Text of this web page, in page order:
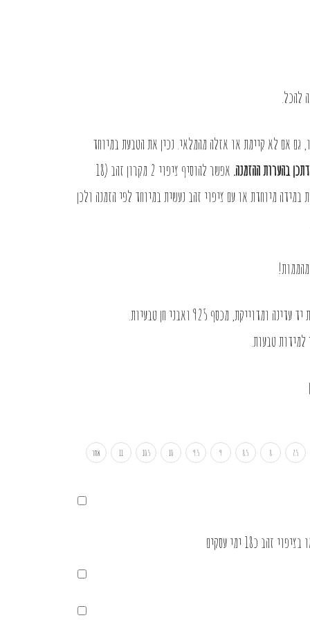
להכל.
גם אם לא קיימת או אזלה מהמלאי. נכין את הטבעת במיוחד
בהערות ההזמנה.
אפשר להוסיף ציפוי 2 מקרון זהב (18
בעלות 40 ש”ח. טבעת במידה מיוחדת או עם ציפוי זהב נעשית במיוחד לפי הזמנה ולכן
מכסף 925 ואבני חן טבעיות.
למידות טבעות
7.5
8
8.5
9
9.5
10
10.5
11 אחר
כ18 ימי עסקים